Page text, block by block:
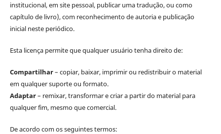
institucional, em site pessoal, publicar uma tradução, ou como
capítulo de livro), com reconhecimento de autoria e publicação
inicial neste periódico.
Esta licença permite que qualquer usuário tenha direito de:
Compartilhar– copiar, baixar, imprimir ou redistribuir o material
em qualquer suporte ou formato.
Adaptar– remixar, transformar e criar a partir do material para
qualquer fim, mesmo que comercial.
De acordo com os seguintes termos: